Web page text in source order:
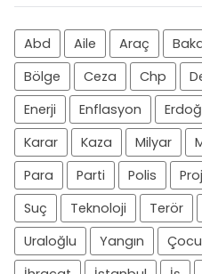
Abd Aile Araç
Bölge
Ceza Chp
Enerji
Enflasyon
Karar
Kaza Milyar
Para
Parti Polis
Suç
Teknoloji Terör
Uraloğlu
Yangın